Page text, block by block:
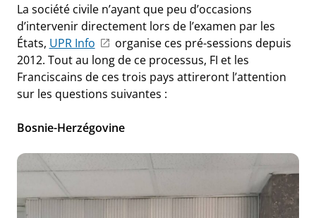
La société civile n’ayant que peu d’occasions
d’intervenir directement lors de l’examen par les
États, UPR Info
organise ces pré-sessions depuis
2012. Tout au long de ce processus, FI et les
Franciscains de ces trois pays attireront l’attention
sur les questions suivantes :
Bosnie-Herzégovine